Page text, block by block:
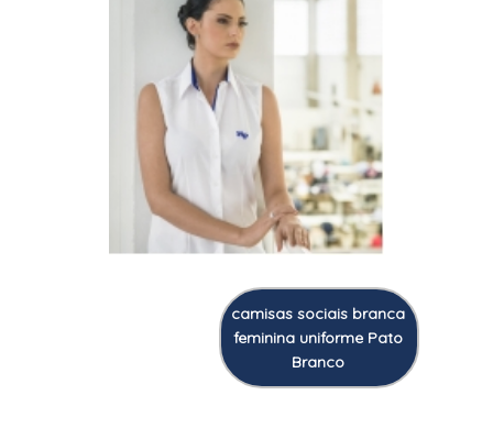
camisas sociais branca
feminina uniforme Pato
Branco